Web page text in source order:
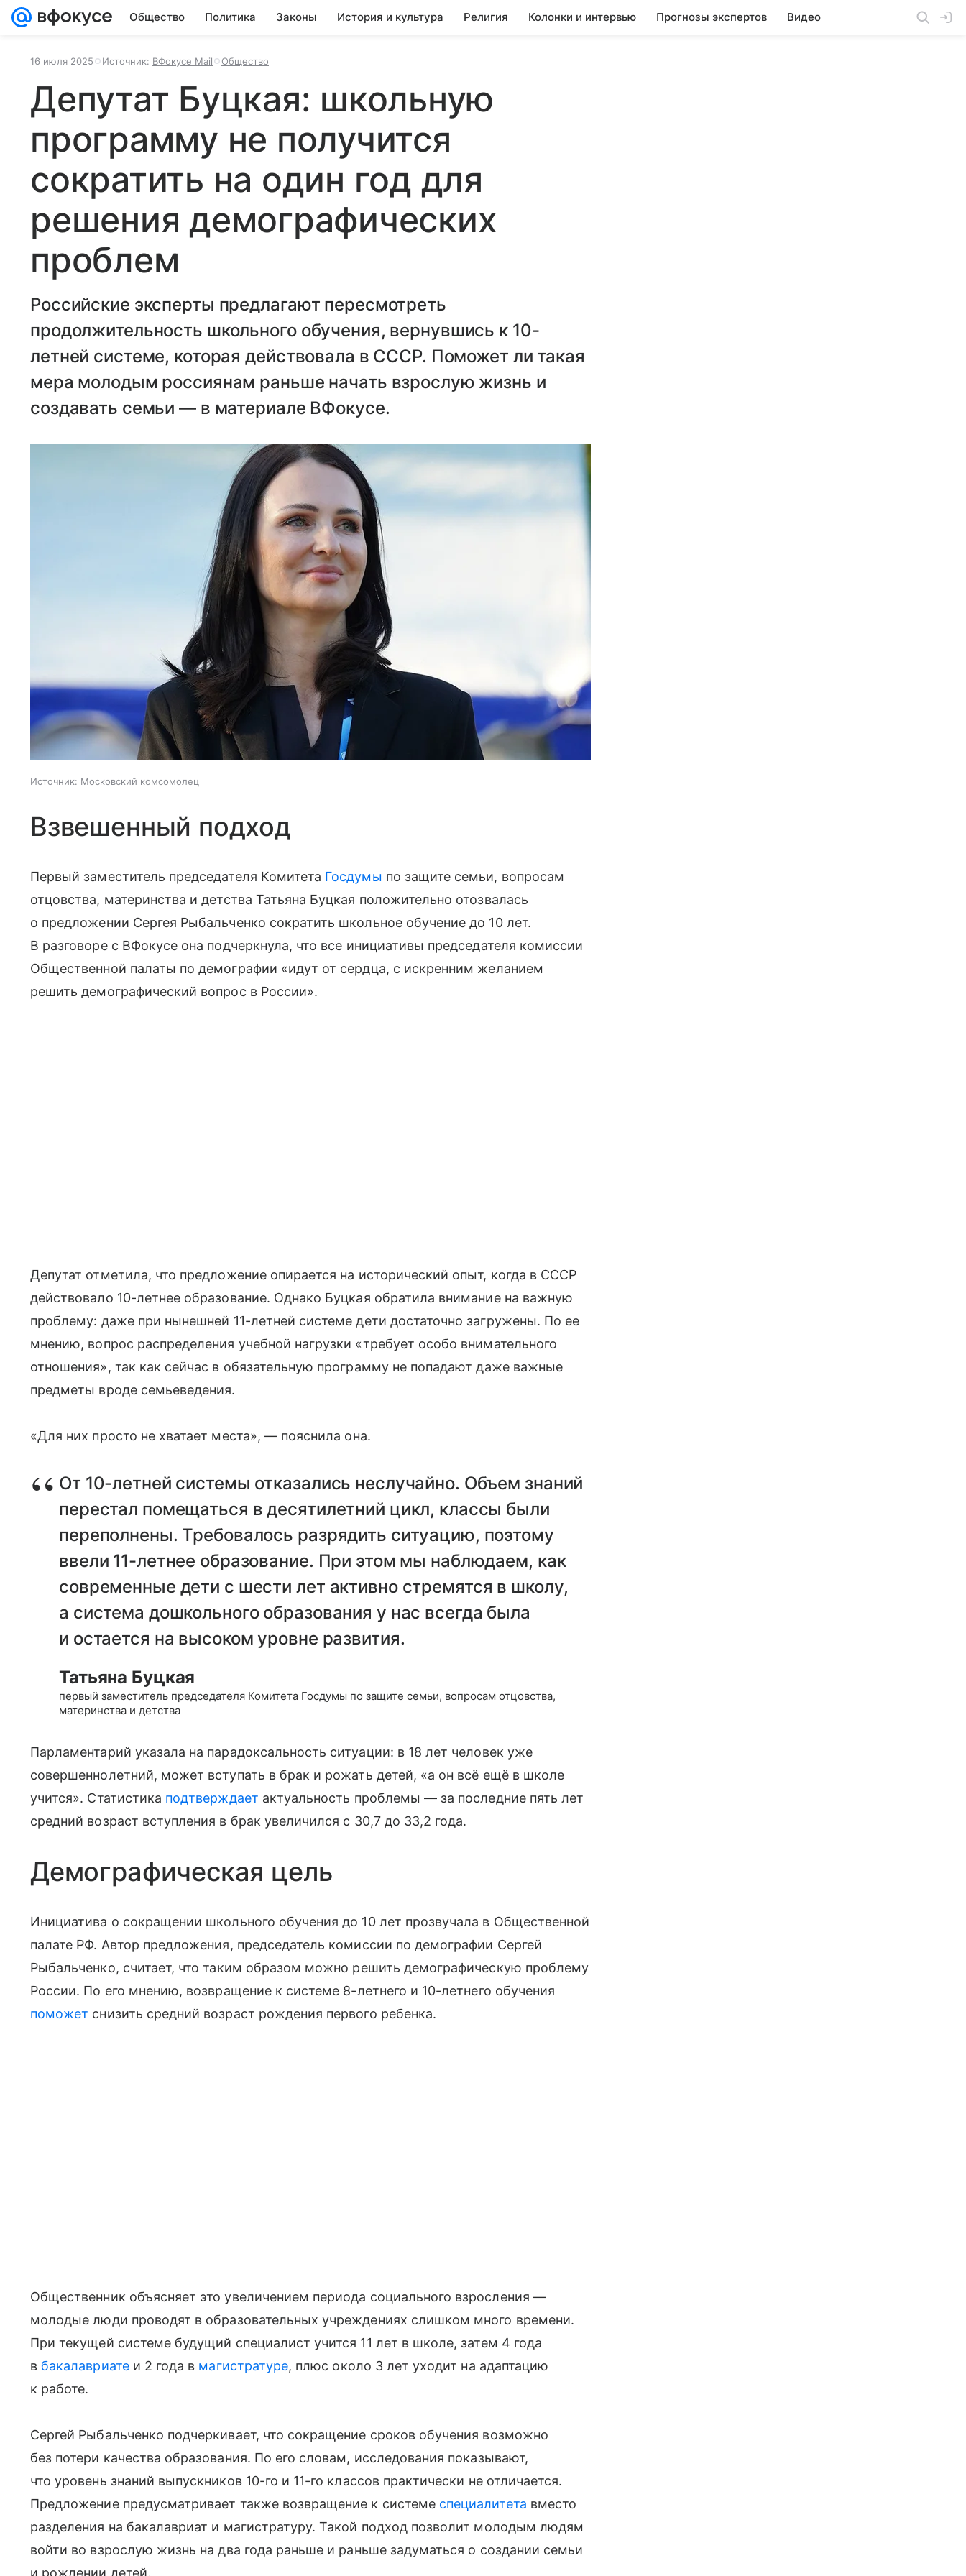
Общество Политика Законы История и культура Религия Колонки и интервью Прогнозы экспертов Видео
16 июля 2025 Источник: ВФокусе Mail Общество
Депутат Буцкая: школьную
программу не получится
сократить на один год для
решения демографических
проблем
Российские эксперты предлагают пересмотреть
продолжительность школьного обучения, вернувшись к 10-
летней системе, которая действовала в СССР. Поможет ли такая
мера молодым россиянам раньше начать взрослую жизнь и
создавать семьи — в материале ВФокусе.
Источник: Московский комсомолец
Взвешенный подход
Первый заместитель председателя Комитета Госдумы по защите семьи, вопросам
отцовства, материнства и детства Татьяна Буцкая положительно отозвалась
о предложении Сергея Рыбальченко сократить школьное обучение до 10 лет.
В разговоре с ВФокусе она подчеркнула, что все инициативы председателя комиссии
Общественной палаты по демографии «идут от сердца, с искренним желанием
решить демографический вопрос в России».
Депутат отметила, что предложение опирается на исторический опыт, когда в СССР
действовало 10-летнее образование. Однако Буцкая обратила внимание на важную
проблему: даже при нынешней 11-летней системе дети достаточно загружены. По ее
мнению, вопрос распределения учебной нагрузки «требует особо внимательного
отношения», так как сейчас в обязательную программу не попадают даже важные
предметы вроде семьеведения.
«Для них просто не хватает места», — пояснила она.
От 10-летней системы отказались неслучайно. Объем знаний
перестал помещаться в десятилетний цикл, классы были
переполнены. Требовалось разрядить ситуацию, поэтому
ввели 11-летнее образование. При этом мы наблюдаем, как
современные дети с шести лет активно стремятся в школу,
а система дошкольного образования у нас всегда была
и остается на высоком уровне развития.
Татьяна Буцкая
первый заместитель председателя Комитета Госдумы по защите семьи, вопросам отцовства,
материнства и детства
Парламентарий указала на парадоксальность ситуации: в 18 лет человек уже
совершеннолетний, может вступать в брак и рожать детей, «а он всё ещё в школе
учится». Статистика подтверждает актуальность проблемы — за последние пять лет
средний возраст вступления в брак увеличился с 30,7 до 33,2 года.
Демографическая цель
Инициатива о сокращении школьного обучения до 10 лет прозвучала в Общественной
палате РФ. Автор предложения, председатель комиссии по демографии Сергей
Рыбальченко, считает, что таким образом можно решить демографическую проблему
России. По его мнению, возвращение к системе 8-летнего и 10-летнего обучения
поможет снизить средний возраст рождения первого ребенка.
Общественник объясняет это увеличением периода социального взросления —
молодые люди проводят в образовательных учреждениях слишком много времени.
При текущей системе будущий специалист учится 11 лет в школе, затем 4 года
в бакалавриатеи 2 года в магистратуре, плюс около 3 лет уходит на адаптацию
к работе.
Сергей Рыбальченко подчеркивает, что сокращение сроков обучения возможно
без потери качества образования. По его словам, исследования показывают,
что уровень знаний выпускников 10-го и 11-го классов практически не отличается.
Предложение предусматривает также возвращение к системе специалитета вместо
разделения на бакалавриат и магистратуру. Такой подход позволит молодым людям
войти во взрослую жизнь на два года раньше и раньше задуматься о создании семьи
и рождении детей.